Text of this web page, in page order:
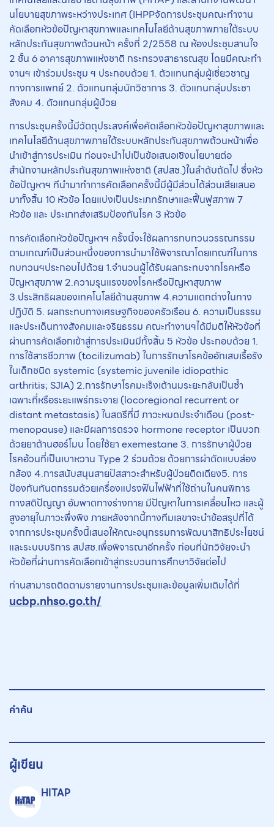
นโยบายสุขภาพระหว่างประเทศ (IHPPจัดการประชุมคณะทำงาน
คัดเลือกหัวข้อปัญหาสุขภาพและเทคโนโลยีด้านสุขภาพภายใต้ระบบ
หลักประกันสุขภาพถ้วนหน้า ครั้งที่ 2/2558 ณ ห้องประชุมสานใจ
2 ชั้น 6 อาคารสุขภาพแห่งชาติ กระทรวงสาธารณสุข โดยมีคณะทำ
งานฯ เข้าร่วมประชุม ฯ ประกอบด้วย 1. ตัวแทนกลุ่มผู้เชี่ยวชาญ
ทางการแพทย์ 2. ตัวแทนกลุ่มนักวิชาการ 3. ตัวแทนกลุ่มประชา
สังคม 4. ตัวแทนกลุ่มผู้ป่วย
การประชุมครั้งนี้มีวัตถุประสงค์เพื่อคัดเลือกหัวข้อปัญหาสุขภาพและ
เทคโนโลยีด้านสุขภาพภายใต้ระบบหลักประกันสุขภาพถ้วนหน้าเพื่อ
นำเข้าสู่การประเมิน ก่อนจะนำไปเป็นข้อเสนอเชิงนโยบายต่อ
สำนักงานหลักประกันสุขภาพแห่งชาติ (สปสช.)ในลำดับถัดไป ซึ่งหัว
ข้อปัญหาฯ ทีนำมาทำการคัดเลือกครั้งนี้มีผู้มีส่วนได้ส่วนเสียเสนอ
มาทั้งสิ้น 10 หัวข้อ โดยแบ่งเป็นประเภทรักษาและฟื้นฟูสภาพ 7
หัวข้อ และ ประเภทส่งเสริมป้องกันโรค 3 หัวข้อ
การคัดเลือกหัวข้อปัญหาฯ ครั้งนี้จะใช้ผลการทบทวนวรรณกรรม
ตามเกณฑ์เป็นส่วนหนึ่งของการนำมาใช้พิจารณาโดยเกณฑ์ในการ
ทบทวนฯประกอบไปด้วย 1.จำนวนผู้ได้รับผลกระทบจากโรคหรือ
ปัญหาสุขภาพ 2.ความรุนแรงของโรคหรือปัญหาสุขภาพ
3.ประสิทธิผลของเทคโนโลยีด้านสุขภาพ 4.ความแตกต่างในทาง
ปฏิบัติ 5. ผลกระทบทางเศรษฐกิจของครัวเรือน 6. ความเป็นธรรม
และประเด็นทางสังคมและจริยธรรม คณะทำงานฯได้มีมติให้หัวข้อที่
ผ่านการคัดเลือกเข้าสู่การประเมินมีทั้งสิ้น 5 หัวข้อ ประกอบด้วย 1.
การใช้สารชีวภาพ (tocilizumab) ในการรักษาโรคข้ออักเสบเรื้อรัง
ในเด็กชนิด systemic (systemic juvenile idiopathic
arthritis; SJIA) 2.การรักษาโรคมะเร็งเต้านมระยะกลับเป็นซ้ำ
เฉพาะที่หรือระยะแพร่กระจาย (locoregional recurrent or
distant metastasis) ในสตรีที่มี ภาวะหมดประจำเดือน (post-
menopause) และมีผลการตรวจ hormone receptor เป็นบวก
ด้วยยาต้านฮอร์โมน โดยใช้ยา exemestane 3. การรักษาผู้ป่วย
โรคอ้วนที่เป็นเบาหวาน Type 2 ร่วมด้วย ด้วยการผ่าตัดแบบส่อง
กล้อง 4.การสนับสนุนสายปัสสาวะสำหรับผู้ป่วยติดเตียง5. การ
ป้องกันทันตกรรมด้วยเครื่องแปรงฟันไฟฟ้าที่ใช้ถ่านในคนพิการ
ทางสติปัญญา อัมพาตทางร่างกาย มีปัญหาในการเคลื่อนไหว และผู้
สูงอายุในภาวะพึ่งพิง ภายหลังจากนี้ทางทีมเลขาจะนำข้อสรุปที่ได้
จากการประชุมครั้งนี้เสนอให้คณะอนุกรรมการพัฒนาสิทธิประโยชน์
และระบบบริการ สปสช.เพื่อพิจารณาอีกครั้ง ก่อนที่นักวิจัยจะนำ
หัวข้อที่ผ่านการคัดเลือกเข้าสู่กระบวนการศึกษาวิจัยต่อไป
ท่านสามารถติดตามรายงานการประชุมและข้อมูลเพิ่มเติมได้ที่
ucbp.nhso.go.th/
คำค้น
ผู้เขียน
HITAP